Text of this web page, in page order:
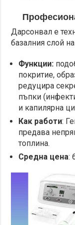
Дарсонвал е
базалния слой
Функции:
покритие,
редуцира
пъпки
и капилярна
Как работи:
предава
топлина.
Средна цена: